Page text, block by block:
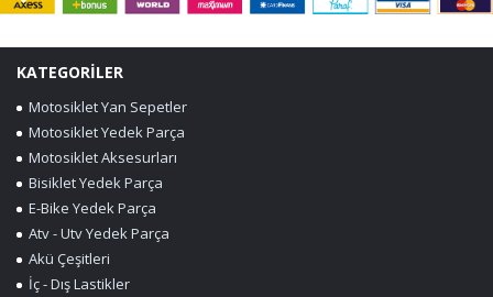
KATEGORİLER
Motosiklet Yan Sepetler
Motosiklet Yedek Parça
Motosiklet Aksesurları
Bisiklet Yedek Parça
E-Bike Yedek Parça
Atv - Utv Yedek Parça
Akü Çeşitleri
İç - Dış Lastikler